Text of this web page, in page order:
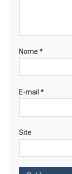
Nome *
E-mail *
Site